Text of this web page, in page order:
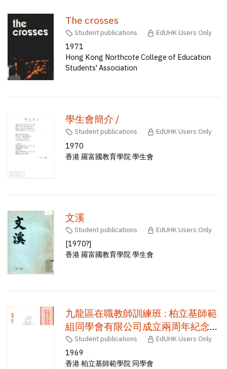
The crosses
Student publications EdUHK Users Only
1971
Hong Kong Northcote College of Education
Students' Association
學生會簡介 /
Student publications EdUHK Users Only
1970
香港 羅富國教育學院 學生會
文溪
Student publications EdUHK Users Only
[1970?]
香港 羅富國教育學院 學生會
九龍區在職教師訓練班 : 柏立基師範
組同學會有限公司成立兩周年紀念
會務特刊
Student publications EdUHK Users Only
1969
香港 柏立基師範學院 同學會